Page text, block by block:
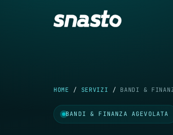
HOME / SERVIZI / BANDI &
BANDI & FINANZA AGEVOLATA